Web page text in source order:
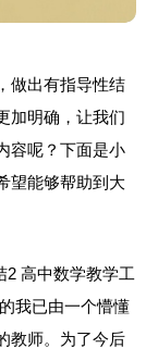
做出有指导性结
加明确，让我们
容呢？下面是小
望能够帮助到大
我已由一个懵懂
教师。为了今后
2 高中数学教学工